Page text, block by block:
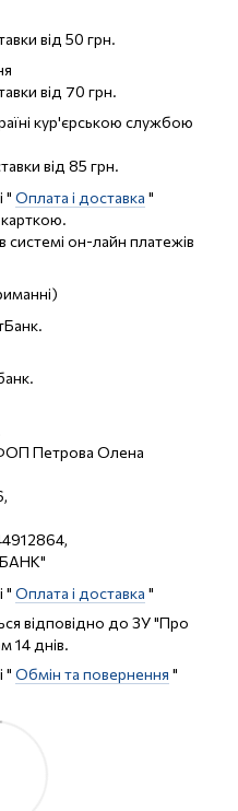
від 50 грн.
від 70 грн.
кур'єрською службою
від 85 грн.
" Оплата і доставка "
системі он-лайн платежів
Петрова Олена
" Оплата і доставка "
відповідно до ЗУ "Про
14 днів.
" Обмін та повернення "